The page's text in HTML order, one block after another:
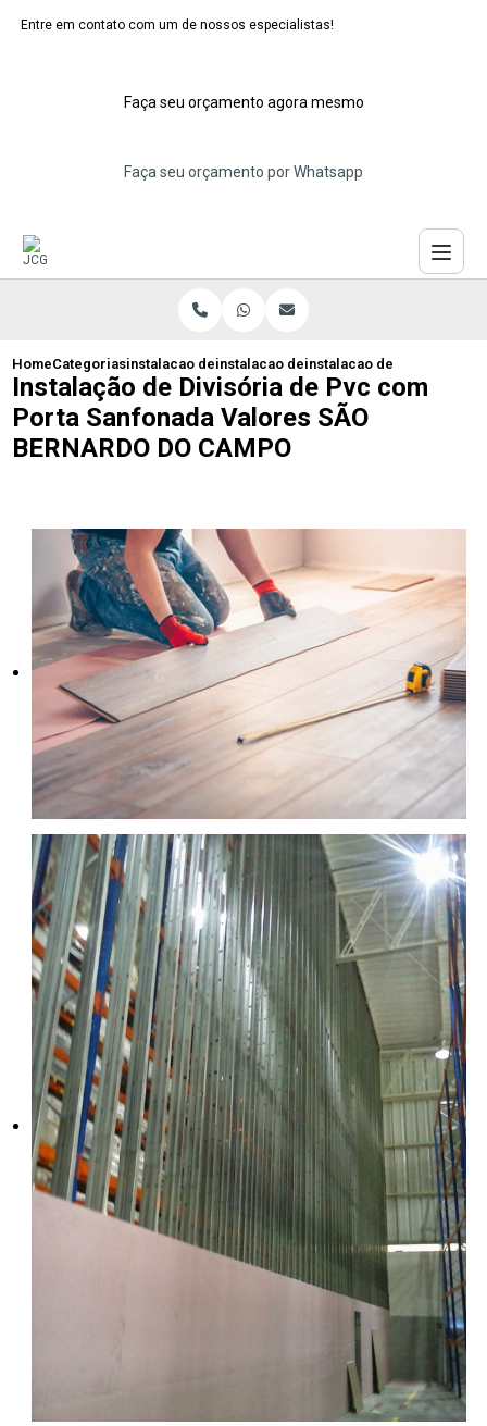
Entre em contato com um de nossos especialistas!
Faça seu orçamento agora mesmo
Faça seu orçamento por Whatsapp
HomeCategoriasinstalacao de divisorias de pvc
instalacao de divisoria pvcinstalacao de divisoria de
Instalação de Divisória de Pvc com
Porta Sanfonada Valores SÃO
BERNARDO DO CAMPO